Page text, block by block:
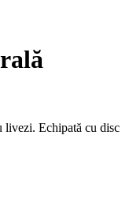
livezi. Echipată cu disc